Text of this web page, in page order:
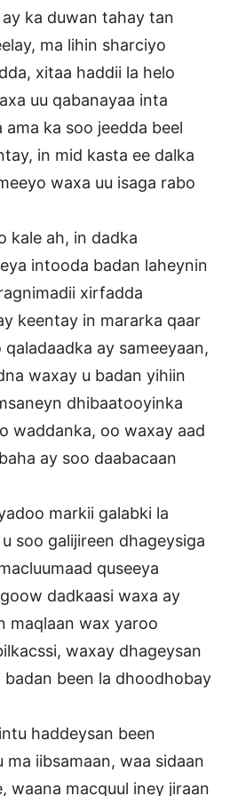
ka duwan tahay tan
ma lihin sharciyo
xitaa haddii la helo
uu qabanayaa inta
ka soo jeedda beel
in mid kasta ee dalka
waxa uu isaga rabo
kale ah, in dadka
intooda badan laheynin
xirfadda
keentay in mararka qaar
ay sameeyaan,
waxay u badan yihiin
dhibaatooyinka
waddanka, oo waxay aad
ay soo daabacaan
markii galabki la
soo galijireen dhageysiga
quseeya
dadkaasi waxa ay
maqlaan wax yaroo
waxay dhageysan
been la dhoodhobay
haddeysan been
iibsamaan, waa sidaan
waana macquul iney jiraan